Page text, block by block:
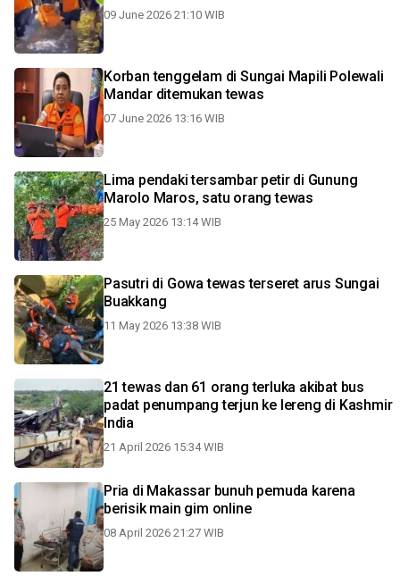
09 June 2026 21:10 WIB
Korban tenggelam di Sungai Mapili Polewali
Mandar ditemukan tewas
07 June 2026 13:16 WIB
Lima pendaki tersambar petir di Gunung
Marolo Maros, satu orang tewas
25 May 2026 13:14 WIB
Pasutri di Gowa tewas terseret arus Sungai
Buakkang
11 May 2026 13:38 WIB
21 tewas dan 61 orang terluka akibat bus
padat penumpang terjun ke lereng di Kashmir
India
21 April 2026 15:34 WIB
Pria di Makassar bunuh pemuda karena
berisik main gim online
08 April 2026 21:27 WIB